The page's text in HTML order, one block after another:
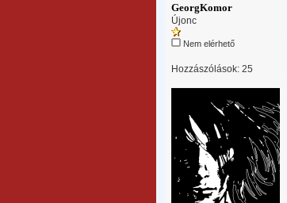
GeorgKomor
Újonc
Nem elérhető
Hozzászólások: 25